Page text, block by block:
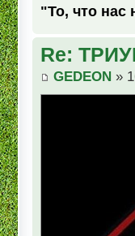
"То, что нас
Re:
GEDEON »